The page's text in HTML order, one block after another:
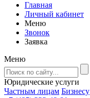
Главная
Личный кабинет
Меню
Звонок
Заявка
Меню
Юридические услуги
Частным лицам Бизнесу